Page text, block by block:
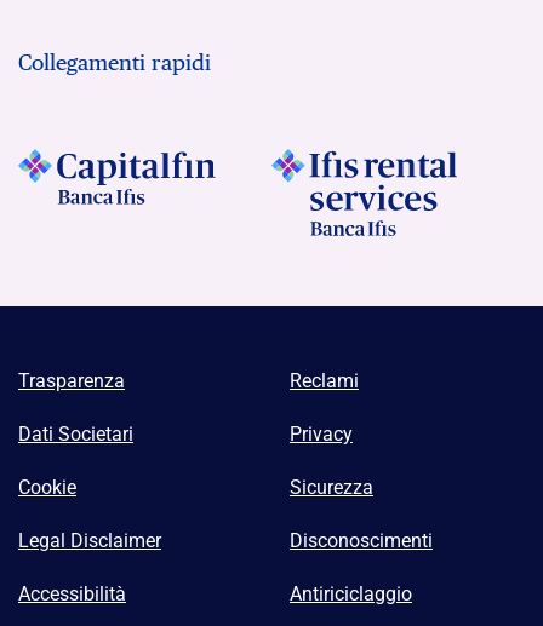
Collegamenti rapidi
Trasparenza Reclami
Dati Societari Privacy
Cookie Sicurezza
Legal Disclaimer Disconoscimenti
Accessibilità Antiriciclaggio